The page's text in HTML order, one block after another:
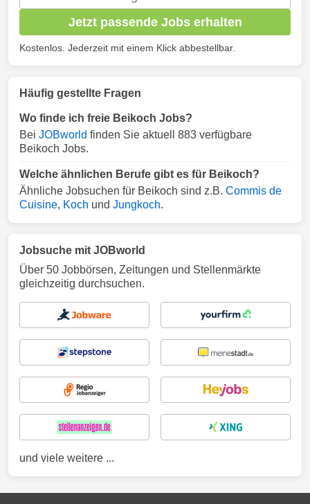
Jetzt passende Jobs erhalten
Kostenlos. Jederzeit mit einem Klick abbestellbar.
Häufig gestellte Fragen
Wo finde ich freie Beikoch Jobs?
Bei JOBworld finden Sie aktuell 883 verfügbare
Beikoch Jobs.
Welche ähnlichen Berufe gibt es für Beikoch?
Ähnliche Jobsuchen für Beikoch sind z.B. Commis de
Cuisine, Koch und Jungkoch.
Jobsuche mit JOBworld
Über 50 Jobbörsen, Zeitungen und Stellenmärkte
gleichzeitig durchsuchen.
und viele weitere ...